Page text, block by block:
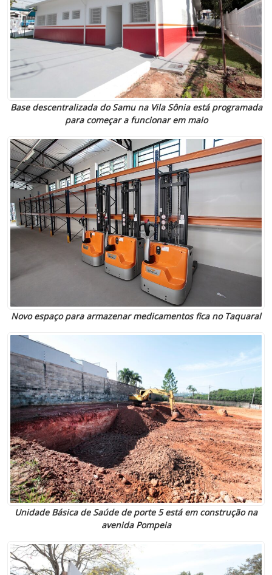
Base descentralizada do Samu na Vila Sônia está programada
para começar a funcionar em maio
Novo espaço para armazenar medicamentos fica no Taquaral
Unidade Básica de Saúde de porte 5 está em construção na
avenida Pompeia